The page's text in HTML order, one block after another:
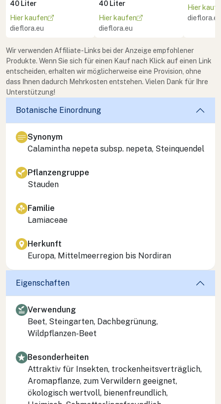
40 Liter
Hier kaufen
dieflora.eu
40 Liter
Hier kaufen
dieflora.eu
Hier
dieflora.eu
Wir verwenden Affiliate-Links bei der Anzeige empfohlener
Produkte. Wenn Sie sich für einen Kauf nach Klick auf einen Link
entscheiden, erhalten wir möglicherweise eine Provision, ohne
dass Ihnen dadurch Mehrkosten entstehen. Vielen Dank für Ihre
Unterstützung!
Botanische Einordnung
Synonym
Calamintha nepeta subsp. nepeta, Steinquendel
Pflanzengruppe
Stauden
Familie
Lamiaceae
Herkunft
Europa, Mittelmeerregion bis Nordiran
Eigenschaften
Verwendung
Beet, Steingarten, Dachbegrünung,
Wildpflanzen-Beet
Besonderheiten
Attraktiv für Insekten, trockenheitsverträglich,
Aromapflanze, zum Verwildern geeignet,
ökologisch wertvoll, bienenfreundlich,